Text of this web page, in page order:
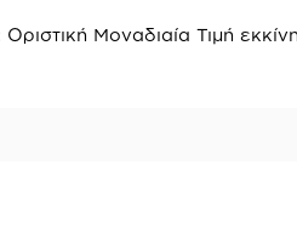
Μοναδιαία Τιμή